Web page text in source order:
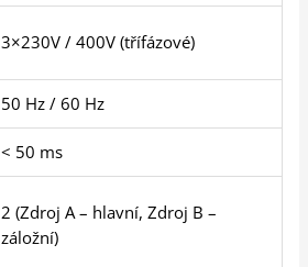
3×230V / 400V (třífázové)
50 Hz / 60 Hz
< 50 ms
2 (Zdroj A – hlavní, Zdroj B –
záložní)